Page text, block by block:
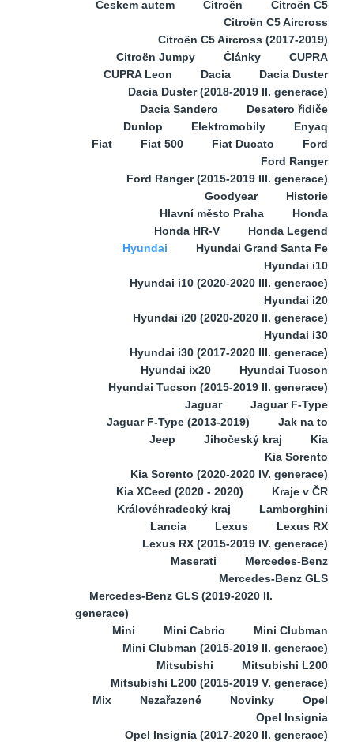
Českem autem
Citroën
Citroën C5
Citroën C5 Aircross
Citroën C5 Aircross (2017-2019)
Citroën Jumpy
Články
CUPRA
CUPRA Leon
Dacia
Dacia Duster
Dacia Duster (2018-2019 II. generace)
Dacia Sandero
Desatero řidiče
Dunlop
Elektromobily
Enyaq
Fiat
Fiat 500 Fiat Ducato
Ford
Ford Ranger
Ford Ranger (2015-2019 III. generace)
Goodyear
Historie
Hlavní město Praha
Honda
Honda HR-V
Honda Legend
Hyundai
Hyundai Grand Santa Fe
Hyundai i10
Hyundai i10 (2020-2020 III. generace)
Hyundai i20
Hyundai i20 (2020-2020 II. generace)
Hyundai i30
Hyundai i30 (2017-2020 III. generace)
Hyundai ix20
Hyundai Tucson
Hyundai Tucson (2015-2019 II. generace)
Jaguar
Jaguar F-Type
Jaguar F-Type (2013-2019)
Jak na to
Jeep
Jihočeský kraj
Kia
Kia Sorento
Kia Sorento (2020-2020 IV. generace)
Kia XCeed (2020 - 2020)
Kraje v ČR
Královéhradecký kraj
Lamborghini
Lancia
Lexus
Lexus RX
Lexus RX (2015-2019 IV. generace)
Maserati
Mercedes-Benz
Mercedes-Benz GLS
Mercedes-Benz GLS (2019-2020 II.
generace)
Mini
Mini Cabrio
Mini Clubman
Mini Clubman (2015-2019 II. generace)
Mitsubishi
Mitsubishi L200
Mitsubishi L200 (2015-2019 V. generace)
Mix
Nezařazené Novinky
Opel
Opel Insignia
Opel Insignia (2017-2020 II. generace)